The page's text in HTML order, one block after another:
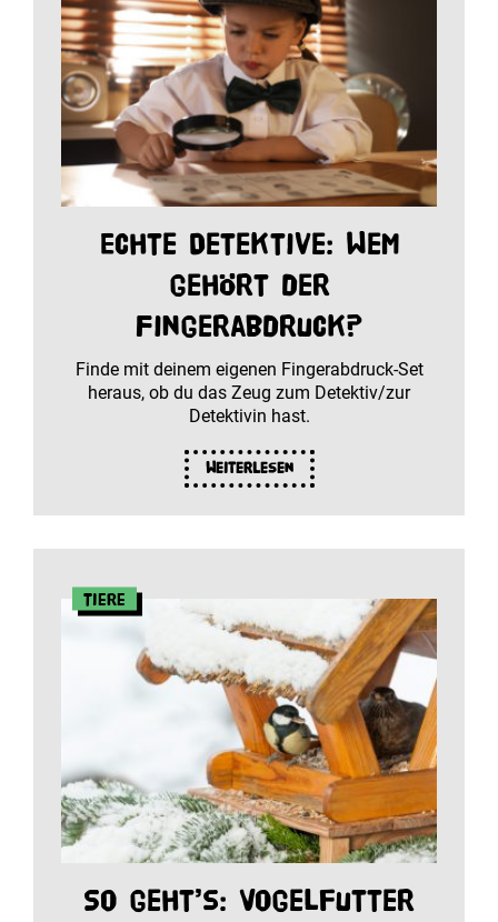
Echte Detektive: Wem
gehört der
Fingerabdruck?
Finde mit deinem eigenen Fingerabdruck-Set
heraus, ob du das Zeug zum Detektiv/zur
Detektivin hast.
Weiterlesen
Tiere
So geht’s: Vogelfutter